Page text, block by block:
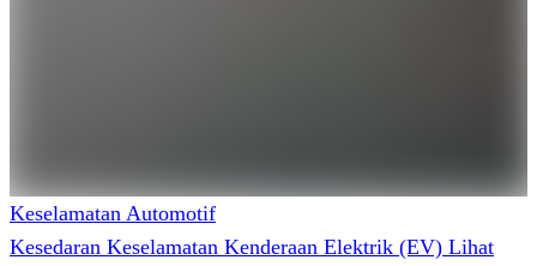
Keselamatan Automotif
Kesedaran Keselamatan Kenderaan Elektrik (EV) Lihat